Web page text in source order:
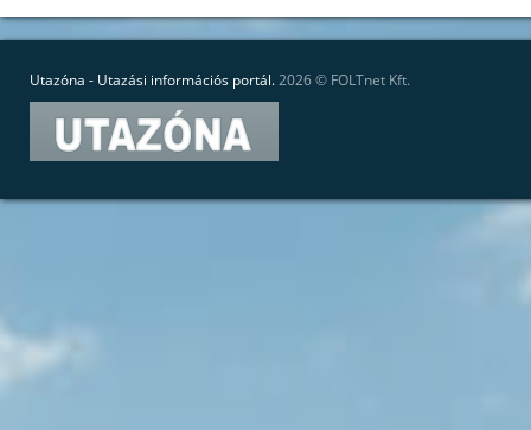
Utazóna - Utazási információs portál.2026 © FOLTnet Kft.